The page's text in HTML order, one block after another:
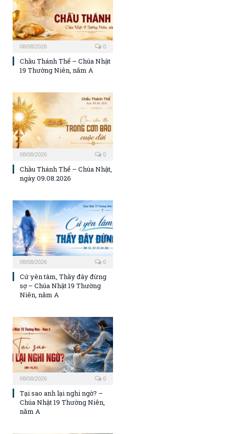
08/08/2026 0
Chầu Thánh Thể – Chúa Nhật
19 Thường Niên, năm A
08/08/2026 0
Chầu Thánh Thể – Chúa Nhật,
ngày 09.08.2026
08/08/2026 0
Cứ yên tâm, Thầy đây đừng
sợ – Chúa Nhật 19 Thường
Niên, năm A
08/08/2026 0
Tại sao anh lại nghi ngờ? –
Chúa Nhật 19 Thường Niên,
năm A